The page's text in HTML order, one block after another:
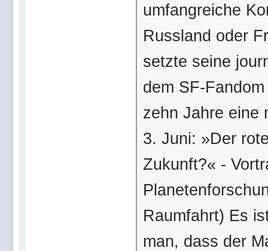
umfangreiche
Russland oder
setzte seine
dem SF-
zehn Jahre eine
3. Juni: »Der
Zukunft?« -
Raumfahrt) Es
man, dass der